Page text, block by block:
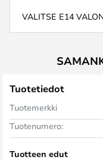
VALITSE E14
Tuotetiedot
Tuotemerkki
Tuotenumero:
Tuotteen edut